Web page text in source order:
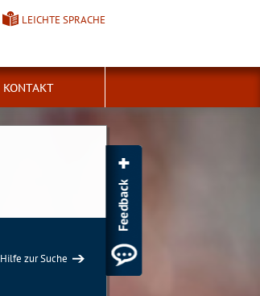
LEICHTE SPRACHE
KONTAKT
Hilfe zur Suche